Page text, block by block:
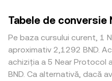
Tabele de conversie
Pe baza cursului curent, 1
aproximativ 2,1292 BND.
achiziția a 5 Near Protocol
BND. Ca alternativă, dacă